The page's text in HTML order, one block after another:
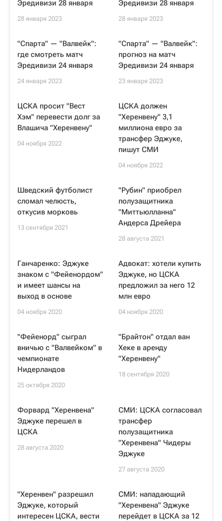
Эредивизи 28 января
28 января 2023
Эредивизи 28 января
28 января 2023
"Спарта" — "Валвейк":
где смотреть матч
Эредивизи 24 января
24 января 2023
"Спарта" — "Валвейк":
прогноз на матч
Эредивизи 24 января
23 января 2023
ЦСКА просит "Вест
Хэм" перевести долг за
Влашича "Херенвену"
04 ноября 2022
ЦСКА должен
"Херенвену" 3,1
миллиона евро за
трансфер Эджуке,
пишут СМИ
04 ноября 2022
Шведский футболист
сломал челюсть,
откусив морковь
13 сентября 2021
"Рубин" приобрел
полузащитника
"Миттьюлланна"
Андерса Дрейера
28 августа 2021
Ганчаренко: Эджуке
знаком с "Фейенордом"
и имеет шансы на
выход в основе
04 ноября 2020
Адвокат: хотели купить
Эджуке, но ЦСКА
предложил за него 12
млн евро
04 ноября 2020
"Фейенорд" сыграл
вничью с "Валвейком" в
чемпионате
Нидерландов
25 октября 2020
"Брайтон" отдал ван
Хеке в аренду
"Херенвену"
18 сентября 2020
Форвард "Херенвена"
Эджуке перешел в
ЦСКА
28 августа 2020
СМИ: ЦСКА согласовал
трансфер
полузащитника
"Херенвена" Чидеры
Эджуке
27 августа 2020
"Херенвен" разрешил
Эджуке, который
интересен ЦСКА, вести
СМИ: нападающий
"Херенвена" Эджуке
перейдет в ЦСКА за 12